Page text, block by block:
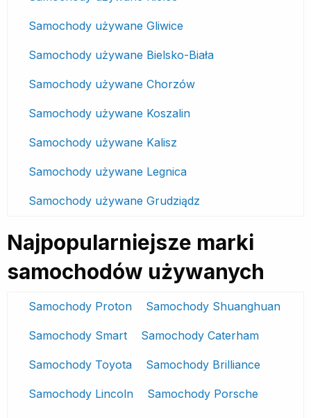
Samochody używane Gliwice
Samochody używane Bielsko-Biała
Samochody używane Chorzów
Samochody używane Koszalin
Samochody używane Kalisz
Samochody używane Legnica
Samochody używane Grudziądz
Najpopularniejsze marki
samochodów używanych
Samochody Proton Samochody Shuanghuan
Samochody Smart Samochody Caterham
Samochody Toyota Samochody Brilliance
Samochody Lincoln Samochody Porsche